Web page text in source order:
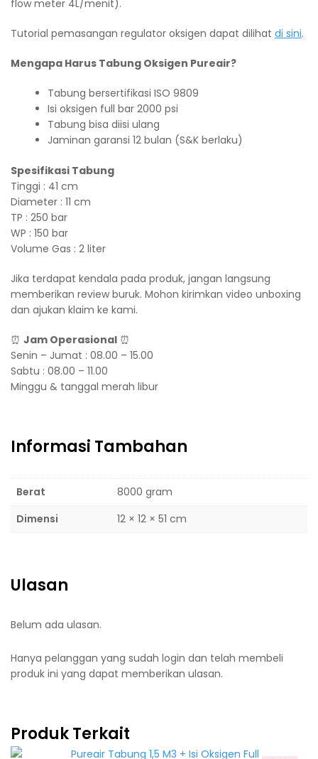
flow meter 4L/menit).
Tutorial pemasangan regulator oksigen dapat dilihat di sini.
Mengapa Harus Tabung Oksigen Pureair?
Tabung bersertifikasi ISO 9809
Isi oksigen full bar 2000 psi
Tabung bisa diisi ulang
Jaminan garansi 12 bulan (S&K berlaku)
Spesifikasi Tabung
Tinggi : 41 cm
Diameter : 11 cm
TP : 250 bar
WP : 150 bar
Volume Gas : 2 liter
Jika terdapat kendala pada produk, jangan langsung
memberikan review buruk. Mohon kirimkan video unboxing
dan ajukan klaim ke kami.
⏰ Jam Operasional ⏰
Senin – Jumat : 08.00 – 15.00
Sabtu : 08.00 – 11.00
Minggu & tanggal merah libur
Informasi Tambahan
Berat
8000 gram
Dimensi
12 × 12 × 51 cm
Ulasan
Belum ada ulasan.
Hanya pelanggan yang sudah login dan telah membeli
produk ini yang dapat memberikan ulasan.
Produk Terkait